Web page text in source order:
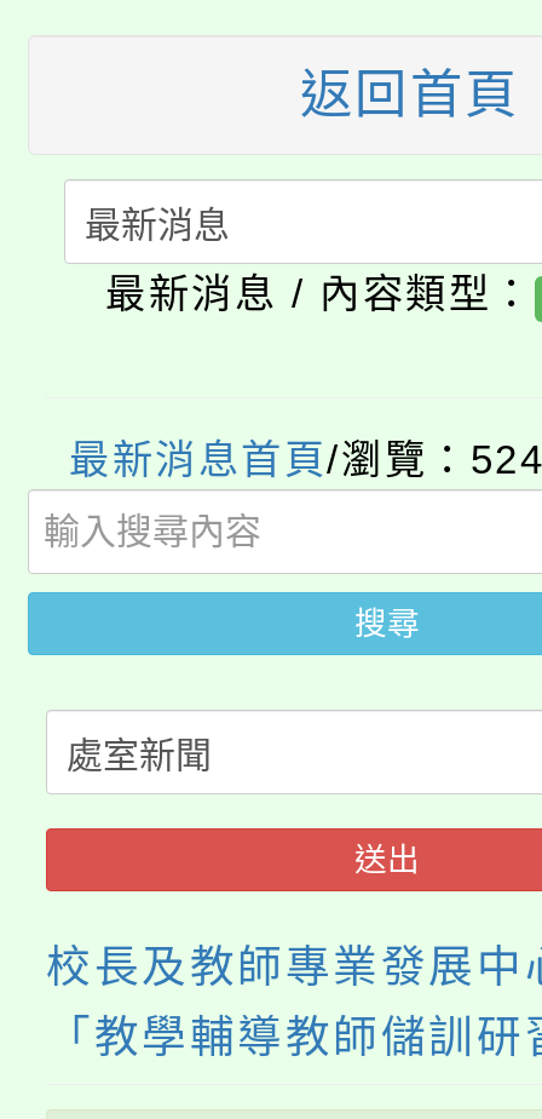
局官網。
115年桃園市運動會8/
田徑場及游泳池舉行。
視費優惠，中低收入戶
半價優惠，詳情可洽有
大園自造教育及科技中
份教師增能研習
大溪自造教育及科技中
份教師研習
淨零綠生活教案入校路
程
「本色祭」8/29、30在
場熱烈登場!
8/21下午1時於龍潭區
徵才活動。
YOUNG桃局內行報名
8月14至27日，桃園電
田徑場及游泳池舉行。
桃園市低收入戶享有免
半價優惠，詳情可洽有
者。
大園自造教育及科技中
份教師增能研習
大溪自造教育及科技
會
115年食農教育專業人
程
返回首頁
最新消息 / 內容類型：
最新消息首頁/瀏覽：
搜尋
送出
校長及教師專業發展中
「教學輔導教師儲訓研